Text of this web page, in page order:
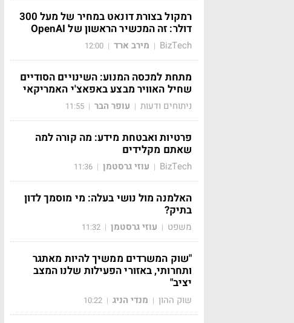
רמקול בצורת דונאט במחיר של מעל 300
דולר: זה המכשיר הראשון של OpenAI
BizTech
| מירב ארד |
12:00
מתחת למכסה המנוע: השינויים הסודיים
שחיל האוויר מבצע באפאצ'י האמריקאי
ניתוחים ודעות | עופר הבר |
11:55
פרטיות ואבטחת מידע: מה קורה למה
שאתם מקלידים
BizTech
| עוזי גרסטמן |
11:36
האלמנה מול נושי בעלה: מי מוסמך לדון
בתיק?
משפט | עוזי גרסטמן |
11:32
"שוק המשרדים ממשיך להיות מאתגר
ותחרותי, באזורי הפעילות שלנו המצב
יציב"
שוק ההון | מנדי הניג |
10:22